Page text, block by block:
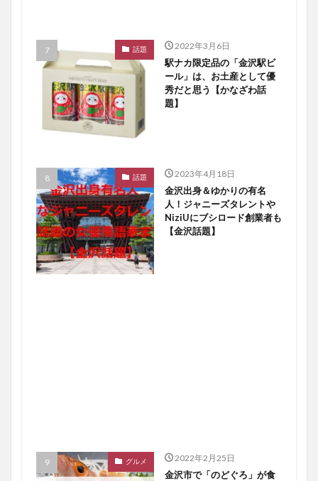
話題 2022年3月6日
駅ナカ限定品の「金沢駅ビ
ール」は、お土産として優
秀だと思う【かなざわ話
題】
話題 2023年4月18日
金沢出身＆ゆかりの有名
人！ジャニーズタレントや
NiziUにブシロード創業者も
【金沢話題】
グルメ 2022年2月25日
金沢市で「のどぐろ」が食